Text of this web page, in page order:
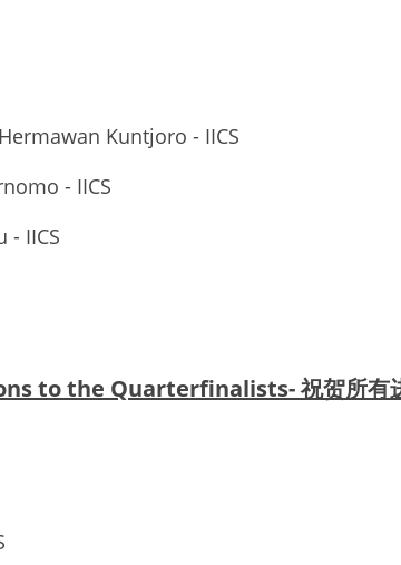
Kuntjoro - IICS
- IICS
- IICS
to the Quarterfinalists- 祝贺所有